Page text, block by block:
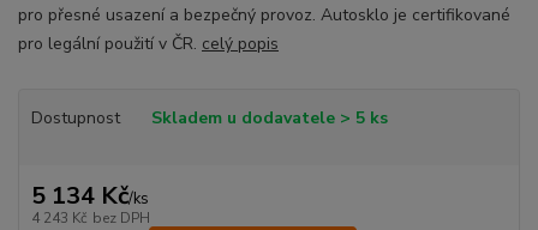
pro přesné usazení a bezpečný provoz. Autosklo je certifikované
pro legální použití v ČR. celý popis
Dostupnost Skladem u dodavatele > 5 ks
5 134 Kč/ks
4 243 Kč bez DPH